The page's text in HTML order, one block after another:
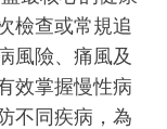
檢查或常規追
風險、痛風及
效掌握慢性病
不同疾病，為